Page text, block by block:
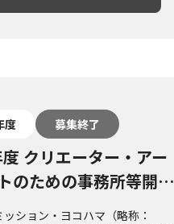
度 募集終了
クリエーター・アー
のための事務所等開設
ッション・ヨコハマ（略称：